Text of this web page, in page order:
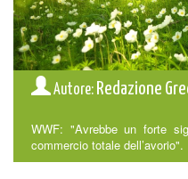
Autore: Redazione
WWF: "Avrebbe un forte
commercio totale dell’avorio".